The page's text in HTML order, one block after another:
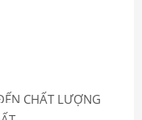
CHẤT LƯỢNG